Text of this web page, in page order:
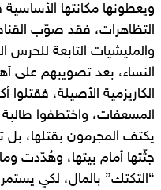
ويعطونها مكانتها
التظاهرات، فقد صوّب
والمليشيات التابعة للحرس
النساء، بعد تصويبهم على
الكاريزمية الأصيلة،
المسعفات، واختطفوا
يكتف المجرمون بقتلها،
جثّتها أمام بيتها، وهُدّدت
“التكتك” بالمال، لكي